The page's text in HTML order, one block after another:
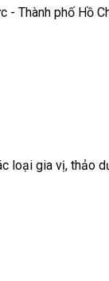
- Thành phố Hồ
loại gia vị, thảo